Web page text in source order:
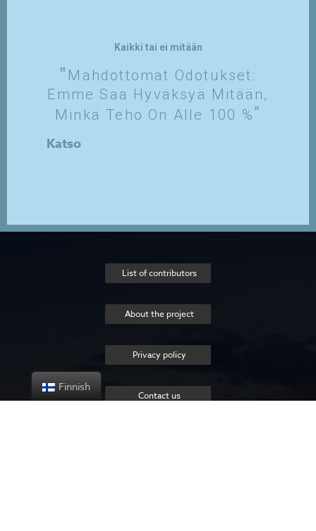
Kaikki tai ei mitään
Mahdottomat Odotukset:
Emme Saa Hyväksyä Mitään,
Minkä Teho On Alle 100 %
Katso
List of contributors
About the project
Privacy policy
Contact us
Finnish